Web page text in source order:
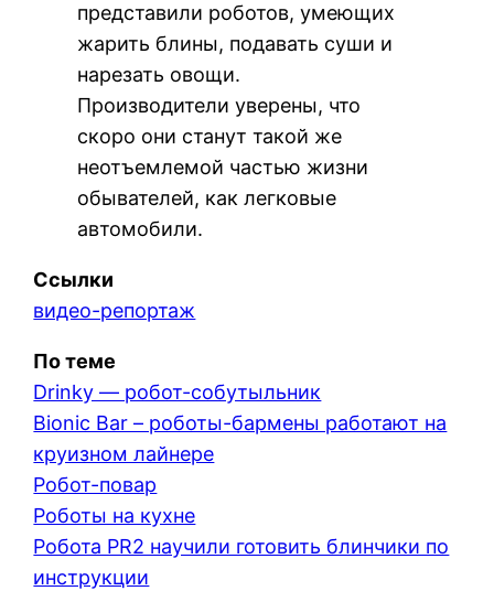
представили роботов, умеющих
жарить блины, подавать суши и
нарезать овощи.
Производители уверены, что
скоро они станут такой же
неотъемлемой частью жизни
обывателей, как легковые
автомобили.
Ссылки
видео-репортаж
По теме
Drinky — робот-собутыльник
Bionic Bar – роботы-бармены работают на
круизном лайнере
Робот-повар
Роботы на кухне
Робота PR2 научили готовить блинчики по
инструкции